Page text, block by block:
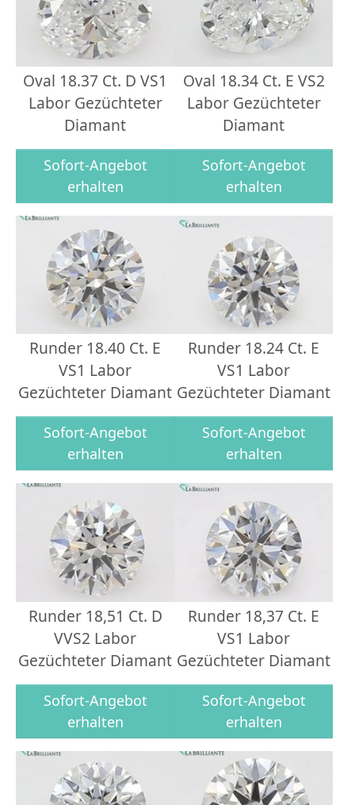
Oval 18.37 Ct. D VS1
Labor Gezüchteter
Diamant
Sofort-Angebot
erhalten
Oval 18.34 Ct. E VS2
Labor Gezüchteter
Diamant
Sofort-Angebot
erhalten
Runder 18.40 Ct. E
VS1 Labor
Gezüchteter Diamant
Sofort-Angebot
erhalten
Runder 18.24 Ct. E
VS1 Labor
Gezüchteter Diamant
Sofort-Angebot
erhalten
Runder 18,51 Ct. D
VVS2 Labor
Gezüchteter Diamant
Sofort-Angebot
erhalten
Runder 18,37 Ct. E
VS1 Labor
Gezüchteter Diamant
Sofort-Angebot
erhalten